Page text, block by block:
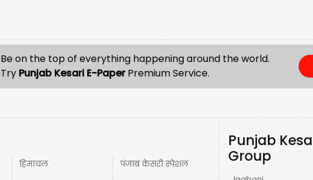
Be on the top of everything happening around the world.
Punjab Kesari